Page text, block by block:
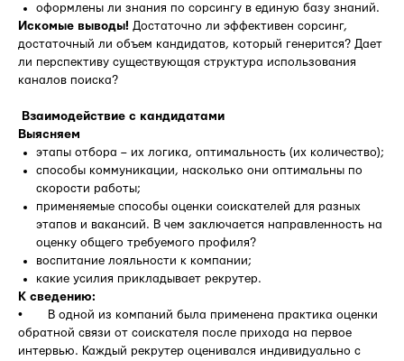
оформлены ли знания по сорсингу в единую базу знаний.
Искомые выводы! Достаточно ли эффективен сорсинг,
достаточный ли объем кандидатов, который генерится? Дает
ли перспективу существующая структура использования
каналов поиска?
Взаимодействие с кандидатами
Выясняем
этапы отбора – их логика, оптимальность (их количество);
способы коммуникации, насколько они оптимальны по
скорости работы;
применяемые способы оценки соискателей для разных
этапов и вакансий. В чем заключается направленность на
оценку общего требуемого профиля?
воспитание лояльности к компании;
какие усилия прикладывает рекрутер.
К сведению:
• В одной из компаний была применена практика оценки
обратной связи от соискателя после прихода на первое
интервью. Каждый рекрутер оценивался индивидуально с